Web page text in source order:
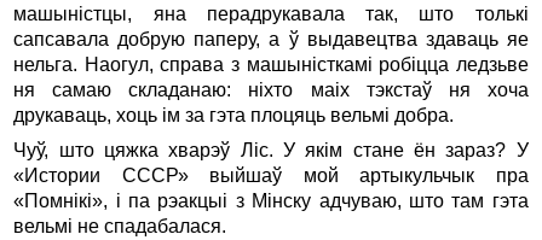
машыністцы, яна перадрукавала так, што толькі
сапсавала добрую паперу, а ў выдавецтва здаваць яе
нельга. Наогул, справа з машыністкамі робіцца ледзьве
ня самаю складанаю: ніхто маіх тэкстаў ня хоча
друкаваць, хоць ім за гэта плоцяць вельмі добра.
Чуў, што цяжка хварэў Ліс. У якім стане ён зараз? У
«Истории СССР» выйшаў мой артыкульчык пра
«Помнікі», і па рэакцыі з Мінску адчуваю, што там гэта
вельмі не спадабалася.